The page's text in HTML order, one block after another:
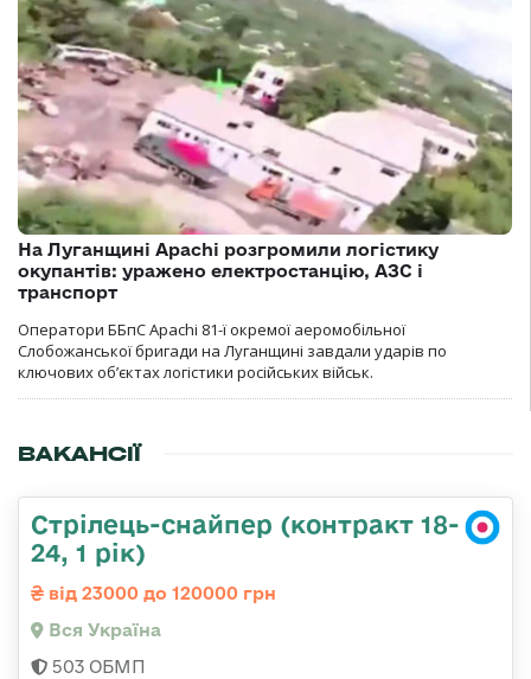
На Луганщині Apachi розгромили логістику
окупантів: уражено електростанцію, АЗС і
транспорт
Оператори ББпС Apachi 81-ї окремої аеромобільної
Слобожанської бригади на Луганщині завдали ударів по
ключових об’єктах логістики російських військ.
ВАКАНСІЇ
Стрілець-снайпер (контракт 18-
24, 1 рік)
від 23000 до 120000 грн
Вся Україна
503 ОБМП